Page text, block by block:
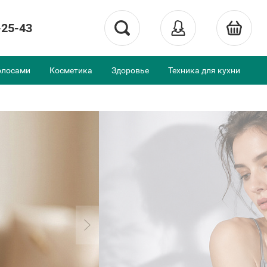
43
Косметика Здоровье Техника для кухни